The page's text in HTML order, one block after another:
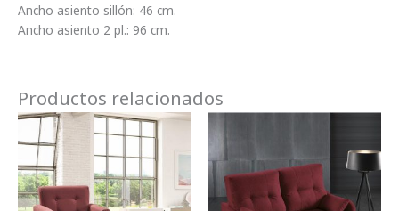
Ancho asiento sillón: 46 cm.
Ancho asiento 2 pl.: 96 cm.
Productos relacionados